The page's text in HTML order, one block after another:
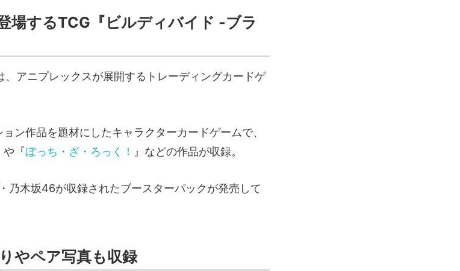
場するTCG『ビルディバイド -ブラ
、アニプレックスが展開するトレーディングカードゲ
ン作品を題材にしたキャラクターカードゲームで、
や『ぼっち・ざ・ろっく！ 』などの作品が収録。
乃木坂46が収録されたブースターパックが発売して
やペア写真も収録